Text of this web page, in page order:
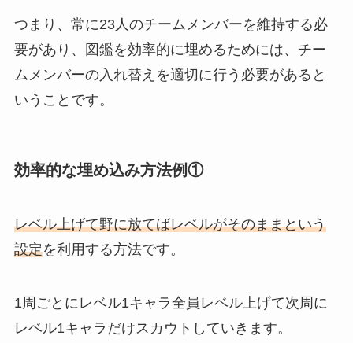
つまり、常に23人のチームメンバーを維持する必
要があり、図鑑を効率的に埋めるためには、チー
ムメンバーの入れ替えを適切に行う必要があると
いうことです。
効率的な埋め込み方法例①
レベル上げて野に放てばレベルがそのままという
設定を利用する方法です。
1周ごとにレベル1キャラ全員レベル上げて次周に
レベル1キャラだけスカウトしていきます。